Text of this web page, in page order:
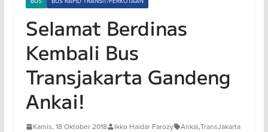
Selamat Berdinas
Kembali Bus
Transjakarta Gandeng
Ankai!
Kamis, 18 Oktober 2018 Ikko Haidar Farozy Ankai,TransJakarta